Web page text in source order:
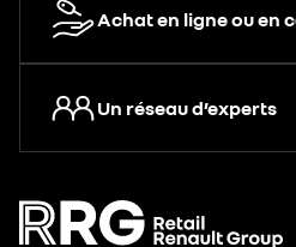
Achat en ligne ou en
Un réseau d’experts